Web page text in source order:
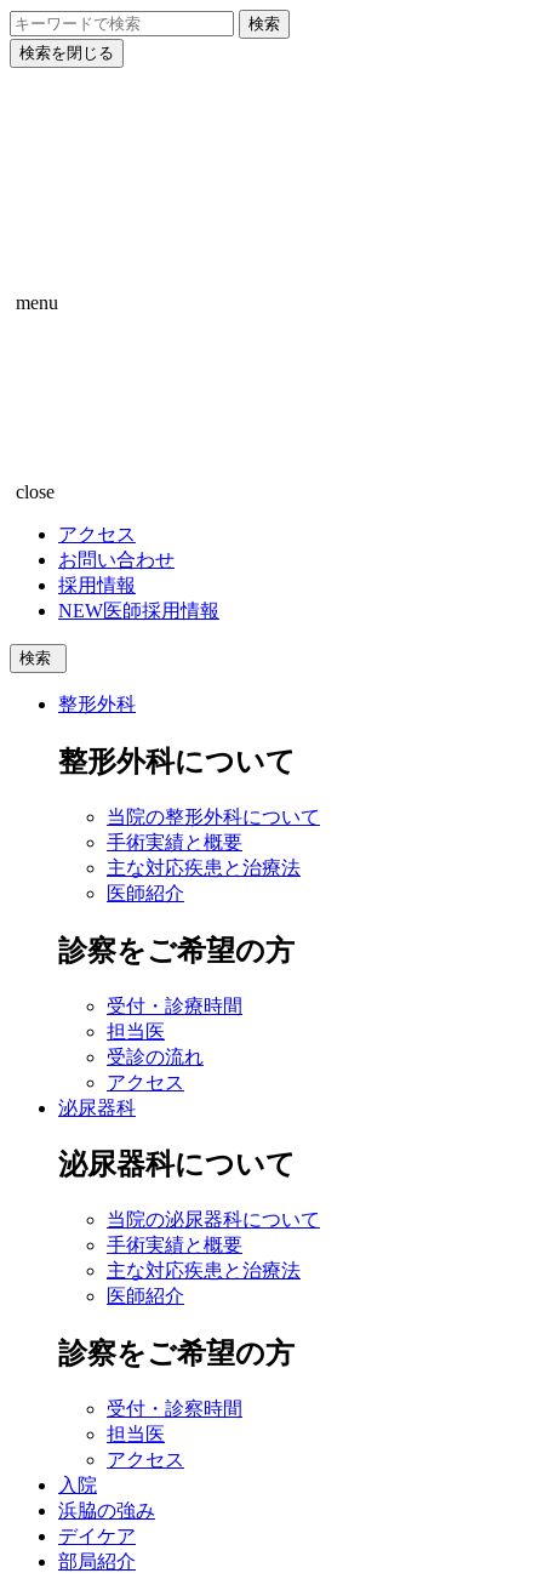
検索を閉じる
menu
close
アクセス
お問い合わせ
採用情報
NEW医師採用情報
検索
整形外科
整形外科について
当院の整形外科について
手術実績と概要
主な対応疾患と治療法
医師紹介
診察をご希望の方
受付・診療時間
担当医
受診の流れ
アクセス
泌尿器科
泌尿器科について
当院の泌尿器科について
手術実績と概要
主な対応疾患と治療法
医師紹介
診察をご希望の方
受付・診察時間
担当医
アクセス
入院
浜脇の強み
デイケア
部局紹介